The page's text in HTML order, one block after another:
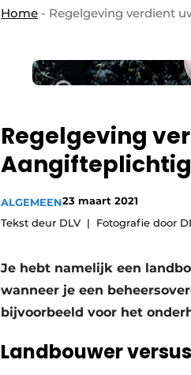
Home - Regelgeving verdient
Regelgeving
ALGEMEEN23 maart 2021
Tekst deur DLV
Fotografie door
Je hebt namelijk een
wanneer je een
bijvoorbeeld voor het
Landbouwer